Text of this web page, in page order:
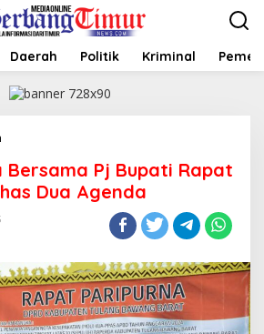
Daerah Politik Kriminal
D
T
b
a
e
Bersama Pj Bupati Rapat
Dua Agenda